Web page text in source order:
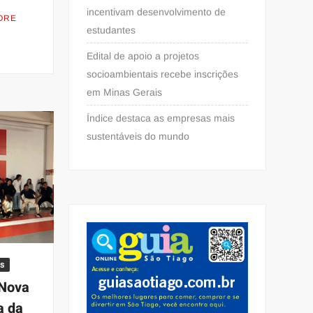
da
incentivam desenvolvimento de
estudantes
Edital de apoio a projetos
socioambientais recebe inscrições
em Minas Gerais
Índice destaca as empresas mais
sustentáveis do mundo